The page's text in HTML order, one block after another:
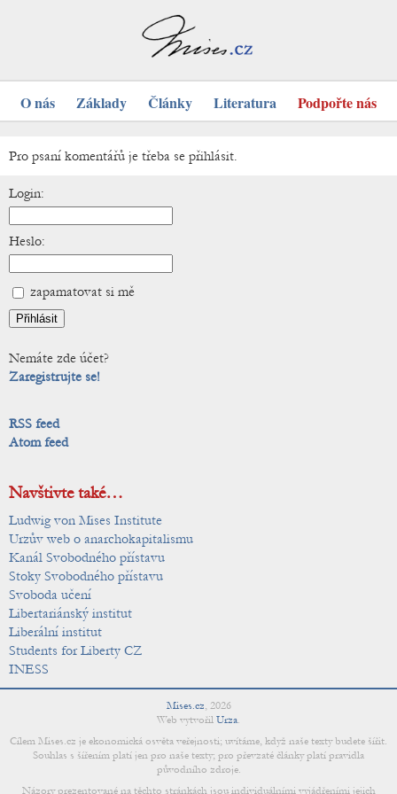
O nás Základy Články Literatura Podpořte nás
Pro psaní komentářů je třeba se přihlásit.
Login:
Heslo:
zapamatovat si mě
Nemáte zde účet?
Zaregistrujte se!
RSS feed
Atom feed
Navštivte také…
Ludwig von Mises Institute
Urzův web o anarchokapitalismu
Kanál Svobodného přístavu
Stoky Svobodného přístavu
Svoboda učení
Libertariánský institut
Liberální institut
Students for Liberty CZ
INESS
Mises.cz, 2026
Web vytvořil Urza.
Cílem Mises.cz je ekonomická osvěta veřejnosti; uvítáme, když naše texty budete šířit.
Souhlas s šířením platí jen pro naše texty; pro převzaté články platí pravidla
původního zdroje.
Názory prezentované na těchto stránkách jsou individuálními vyjádřeními jejich